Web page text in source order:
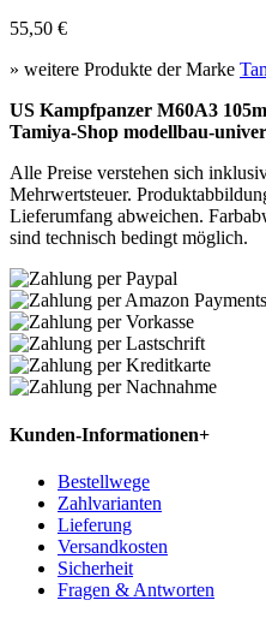
55,50 €
» weitere Produkte der Marke
US Kampfpanzer M60A3
Tamiya-Shop modellbau-
Alle Preise verstehen sich
Mehrwertsteuer.
Lieferumfang abweichen.
sind technisch bedingt möglich.
Kunden-Informationen+
Bestellwege
Zahlvarianten
Lieferung
Versandkosten
Sicherheit
Fragen & Antworten